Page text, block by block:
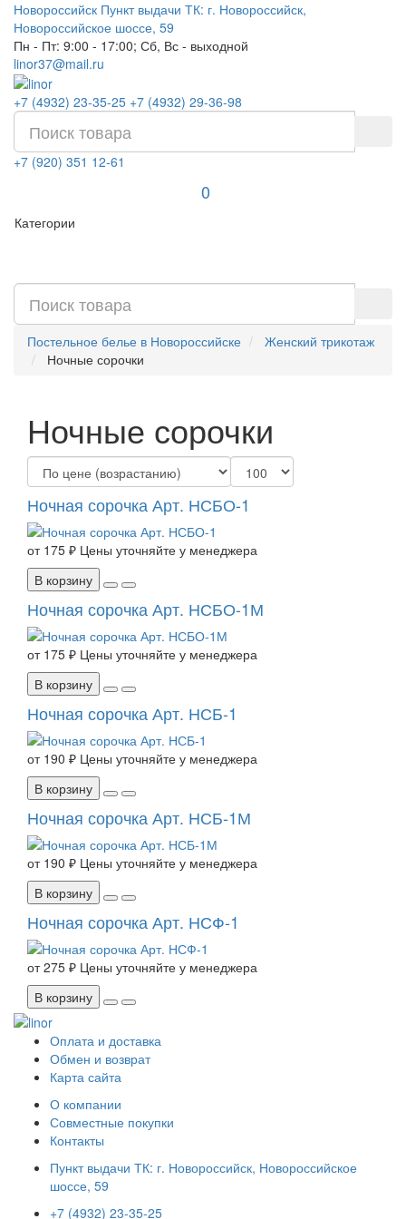
Новороссийск Пункт выдачи ТК: г. Новороссийск,
Новороссийское шоссе, 59
Пн - Пт: 9:00 - 17:00; Сб, Вс - выходной
linor37@mail.ru
+7 (4932) 23-35-25 +7 (4932) 29-36-98
+7 (920) 351 12-61
0
Категории
Постельное белье в Новороссийске
Женский трикотаж
Ночные сорочки
Ночные сорочки
Ночная сорочка Арт. НСБО-1
от 175 ₽ Цены уточняйте у менеджера
В корзину
Ночная сорочка Арт. НСБО-1М
от 175 ₽ Цены уточняйте у менеджера
В корзину
Ночная сорочка Арт. НСБ-1
от 190 ₽ Цены уточняйте у менеджера
В корзину
Ночная сорочка Арт. НСБ-1М
от 190 ₽ Цены уточняйте у менеджера
В корзину
Ночная сорочка Арт. НСФ-1
от 275 ₽ Цены уточняйте у менеджера
В корзину
Оплата и доставка
Обмен и возврат
Карта сайта
О компании
Совместные покупки
Контакты
Пункт выдачи ТК: г. Новороссийск, Новороссийское
шоссе, 59
+7 (4932) 23-35-25